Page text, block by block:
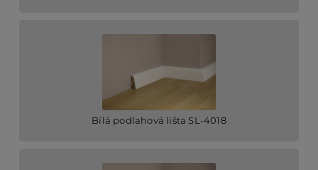
Bílá podlahová lišta SL-4018